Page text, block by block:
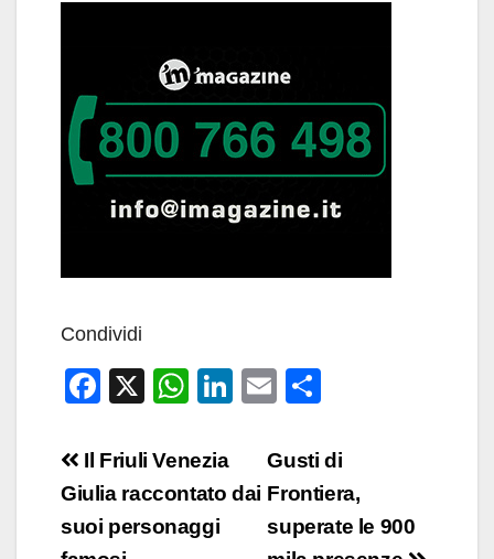
Condividi
F
c
e
b
X
W
at
s
A
Li
e
E
ail n
di
vi
Navigazione
articoli
Gusti di
Frontiera,
superate le 900
Il Friuli Venezia
Giulia raccontato dai
suoi personaggi